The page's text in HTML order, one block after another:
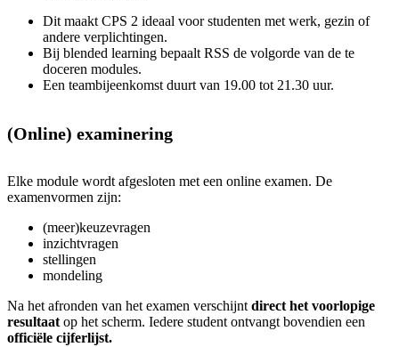
Dit maakt CPS 2 ideaal voor studenten met werk, gezin of
andere verplichtingen.
Bij blended learning bepaalt RSS de volgorde van de te
doceren modules.
Een teambijeenkomst duurt van 19.00 tot 21.30 uur.
(Online) examinering
Elke module wordt afgesloten met een online examen. De
examenvormen zijn:
(meer)keuzevragen
inzichtvragen
stellingen
mondeling
Na het afronden van het examen verschijnt direct het voorlopige
resultaat op het scherm. Iedere student ontvangt bovendien een
officiële cijferlijst.